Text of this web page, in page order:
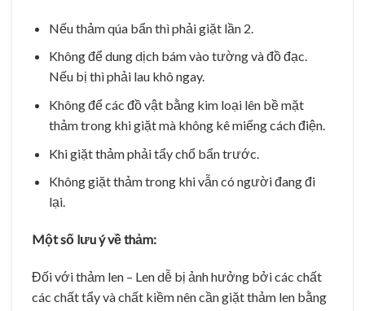
Nếu thảm qúa bẩn thì phải giặt lần 2.
Không để dung dịch bám vào tường và đồ đạc.
Nếu bị thì phải lau khô ngay.
Không để các đồ vật bằng kim loại lên bề mặt
thảm trong khi giặt mà không kê miếng cách điện.
Khi giặt thảm phải tẩy chổ bẩn trước.
Không giặt thảm trong khi vẫn có người đang đi
lại.
Một số lưu ý về thảm:
Đối với thảm len – Len dễ bị ảnh hưởng bởi các chất
các chất tẩy và chất kiềm nên cần giặt thảm len bằng